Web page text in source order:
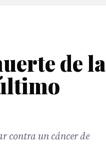
de la
contra un cáncer de